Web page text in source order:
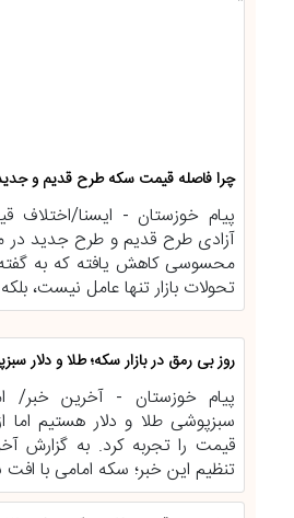
چرا فاصله قیمت سکه طرح قدیم و
پیام خوزستان - ایسنا/اختلاف
آزادی طرح قدیم و طرح جدید در
محسوسی کاهش یافته که به
تحولات بازار تنها عامل نیست،
روز بی رمق در بازار سکه؛ طلا و دلار
پیام خوزستان - آخرین خبر/
سبزپوشی طلا و دلار هستیم
قیمت را تجربه کرد. به گزارش
تنظیم این خبر؛ سکه امامی با افت ۷۰۵ ...